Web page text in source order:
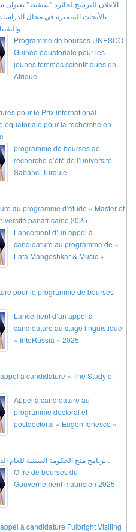
بالأبحاث المتميزة في مجال
والتقنيات والآداب والفنون.
Programme de bourses UNESCO-
Guinée équatoriale pour les
jeunes femmes scientifiques en
Afrique
pour le Prix international
équatoriale pour la recherche en
programme de bourses de
recherche d’été de l’université
Sabanci-Turquie.
au programme d’étude « Master et
panafricaine 2025.
Lancement d’un appel à
candidature au programme de «
Lata Mangeshkar & Music »
pour le programme de bourses
Lancement d’un appel à
candidature au stage linguistique
« InteRussia » 2025
à candidature « The Study of
Appel à candidature au
programme doctoral et
postdoctoral « Eugen Ionesco »
برنامج منح الحكومة الصينية للعام الدراسي 2025/2026 .
Offre de bourses du
Gouvernement mauricien 2025.
à candidature Fulbright Visiting